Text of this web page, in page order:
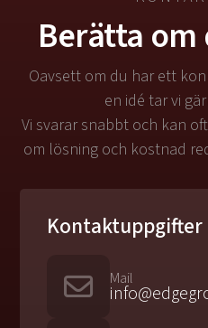
Berätta
Oavsett om du har ett
en idé tar vi
Vi svarar snabbt och kan
om lösning och kostnad
Kontaktuppgifter
Mail